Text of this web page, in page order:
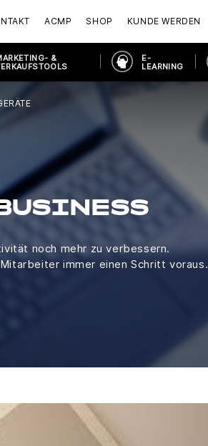
ACMP SHOP KUNDE WERDEN
&
E-
LEARNING
noch mehr zu verbessern.
immer einen Schritt voraus.